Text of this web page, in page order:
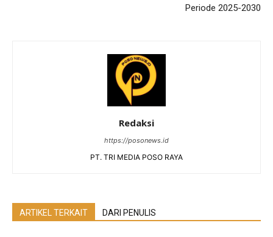
Periode 2025-2030
Redaksi
https://posonews.id
PT. TRI MEDIA POSO RAYA
ARTIKEL TERKAIT DARI PENULIS